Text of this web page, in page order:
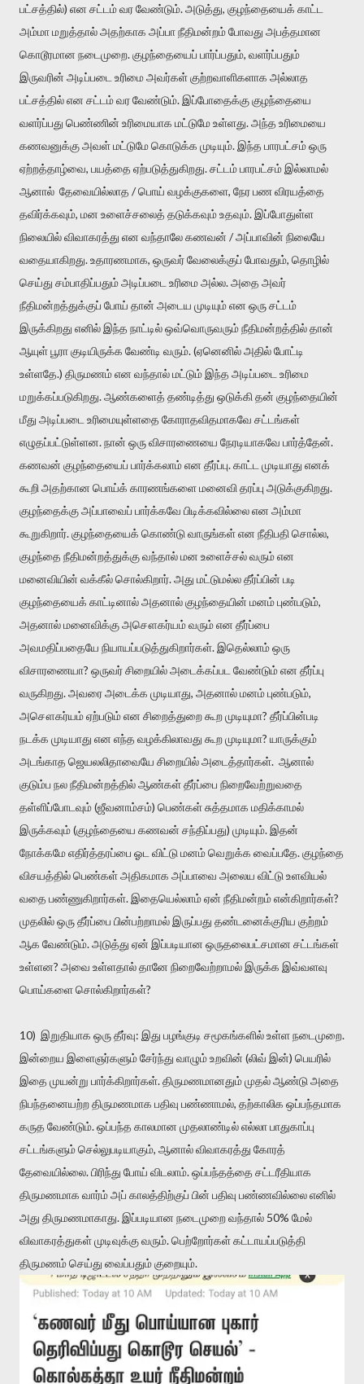
பட்சத்தில்) என சட்டம் வர வேண்டும். அடுத்து, குழந்தையைக் காட்ட
அம்மா மறுத்தால் அதற்காக அப்பா நீதிமன்றம் போவது அபத்தமான
கொடூரமான நடைமுறை. குழந்தையைப் பார்ப்பதும், வளர்ப்பதும்
இருவரின் அடிப்படை உரிமை அவர்கள் குற்றவாளிகளாக அல்லாத
பட்சத்தில் என சட்டம் வர வேண்டும். இப்போதைக்கு குழந்தையை
வளர்ப்பது பெண்ணின் உரிமையாக மட்டுமே உள்ளது. அந்த உரிமையை
கணவனுக்கு அவள் மட்டுமே கொடுக்க முடியும். இந்த பாரபட்சம் ஒரு
ஏற்றத்தாழ்வை, பயத்தை ஏற்படுத்துகிறது. சட்டம் பாரபட்சம் இல்லாமல்
ஆனால் தேவையில்லாத / பொய் வழக்குகளை, நேர பண விரயத்தை
தவிர்க்கவும், மன உளைச்சலைத் தடுக்கவும் உதவும். இப்போதுள்ள
நிலையில் விவாகரத்து என வந்தாலே கணவன் / அப்பாவின் நிலையே
வதையாகிறது. உதாரணமாக, ஒருவர் வேலைக்குப் போவதும், தொழில்
செய்து சம்பாதிப்பதும் அடிப்படை உரிமை அல்ல. அதை அவர்
நீதிமன்றத்துக்குப் போய் தான் அடைய முடியும் என ஒரு சட்டம்
இருக்கிறது எனில் இந்த நாட்டில் ஒவ்வொருவரும் நீதிமன்றத்தில் தான்
ஆயுள் பூரா குடியிருக்க வேண்டி வரும். (ஏனெனில் அதில் போட்டி
உள்ளதே.) திருமணம் என வந்தால் மட்டும் இந்த அடிப்படை உரிமை
மறுக்கப்படுகிறது. ஆண்களைத் தண்டித்து ஒடுக்கி தன் குழந்தையின்
மீது அடிப்படை உரிமையுள்ளதை கோராதவிதமாகவே சட்டங்கள்
எழுதப்பட்டுள்ளன. நான் ஒரு விசாரணையை நேரடியாகவே பார்த்தேன்.
கணவன் குழந்தையைப் பார்க்கலாம் என தீர்ப்பு. காட்ட முடியாது எனக்
கூறி அதற்கான பொய்க் காரணங்களை மனைவி தரப்பு அடுக்குகிறது.
குழந்தைக்கு அப்பாவைப் பார்க்கவே பிடிக்கவில்லை என அம்மா
கூறுகிறார். குழந்தையைக் கொண்டு வாருங்கள் என நீதிபதி சொல்ல,
குழந்தை நீதிமன்றத்துக்கு வந்தால் மன உளைச்சல் வரும் என
மனைவியின் வக்கீல் சொல்கிறார். அது மட்டுமல்ல தீர்ப்பின் படி
குழந்தையைக் காட்டினால் அதனால் குழந்தையின் மனம் புண்படும்,
அதனால் மனைவிக்கு அசௌகர்யம் வரும் என தீர்ப்பை
அவமதிப்பதையே நியாயப்படுத்துகிறார்கள். இதெல்லாம் ஒரு
விசாரணையா? ஒருவர் சிறையில் அடைக்கப்பட வேண்டும் என தீர்ப்பு
வருகிறது. அவரை அடைக்க முடியாது, அதனால் மனம் புண்படும்,
அசௌகர்யம் ஏற்படும் என சிறைத்துறை கூற முடியுமா? தீர்ப்பின்படி
நடக்க முடியாது என எந்த வழக்கிலாவது கூற முடியுமா? யாருக்கும்
அடங்காத ஜெயலலிதாவையே சிறையில் அடைத்தார்கள். ஆனால்
குடும்ப நல நீதிமன்றத்தில் ஆண்கள் தீர்ப்பை நிறைவேற்றுவதை
தள்ளிப்போடவும் (ஜீவனாம்சம்) பெண்கள் சுத்தமாக மதிக்காமல்
இருக்கவும் (குழந்தையை கணவன் சந்திப்பது) முடியும். இதன்
நோக்கமே எதிர்த்தரப்பை ஓட விட்டு மனம் வெறுக்க வைப்பதே. குழந்தை
விசயத்தில் பெண்கள் அதிகமாக அப்பாவை அலைய விட்டு உளவியல்
வதை பண்ணுகிறார்கள். இதையெல்லாம் ஏன் நீதிமன்றம் என்கிறார்கள்?
முதலில் ஒரு தீர்ப்பை பின்பற்றாமல் இருப்பது தண்டனைக்குரிய குற்றம்
ஆக வேண்டும். அடுத்து ஏன் இப்படியான ஒருதலைபட்சமான சட்டங்கள்
உள்ளன? அவை உள்ளதால் தானே நிறைவேற்றாமல் இருக்க இவ்வளவு
பொய்களை சொல்கிறார்கள்?
10) இறுதியாக ஒரு தீர்வு: இது பழங்குடி சமூகங்களில் உள்ள நடைமுறை.
இன்றைய இளைஞர்களும் சேர்ந்து வாழும் உறவின் (லிவ் இன்) பெயரில்
இதை முயன்று பார்க்கிறார்கள். திருமணமானதும் முதல் ஆண்டு அதை
நிபந்தனையற்ற திருமணமாக பதிவு பண்ணாமல், தற்காலிக ஒப்பந்தமாக
கருத வேண்டும். ஒப்பந்த காலமான முதலாண்டில் எல்லா பாதுகாப்பு
சட்டங்களும் செல்லுபடியாகும், ஆனால் விவாகரத்து கோரத்
தேவையில்லை. பிரிந்து போய் விடலாம். ஒப்பந்தத்தை சட்டரீதியாக
திருமணமாக வார்ம் அப் காலத்திற்குப் பின் பதிவு பண்ணவில்லை எனில்
அது திருமணமாகாது. இப்படியான நடைமுறை வந்தால் 50% மேல்
விவாகரத்துகள் முடிவுக்கு வரும். பெற்றோர்கள் கட்டாயப்படுத்தி
திருமணம் செய்து வைப்பதும் குறையும்.